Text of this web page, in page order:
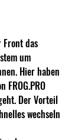
Front das
um
Hier haben
Der Vorteil
wechseln